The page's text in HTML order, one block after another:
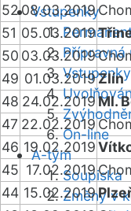
Vstupenky
Přípravná
On-line
A-tým
Soupiska
Změny v
5208.03.2019
51 05.03.2019
50 03.03.2019
49 01.03.2019Zlín
48 24.02.2019Ml.
47 22.02.2019
46 19.02.2019
45 17.02.2019
44 15.02.2019